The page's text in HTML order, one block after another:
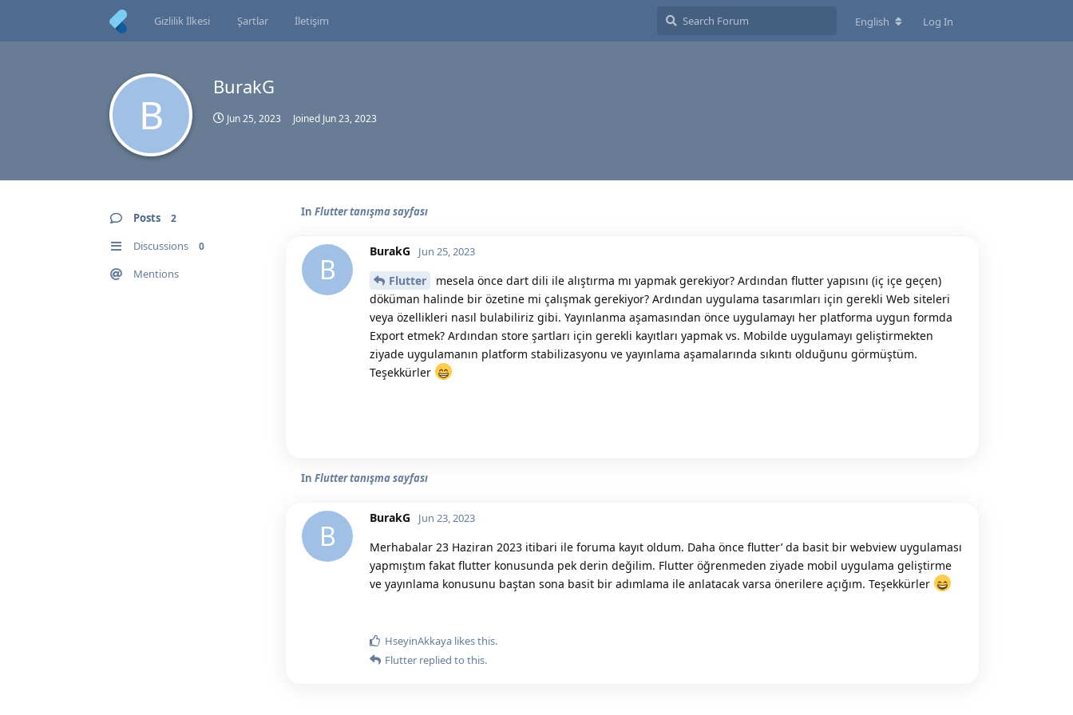
Gizlilik İlkesi Şartlar İletişim English Log In
B
BurakG
Jun 25, 2023 Joined Jun 23, 2023
Posts 2
Discussions 0
Mentions
In Flutter tanışma sayfası
B
BurakG Jun 25, 2023
Flutter
mesela önce dart dili ile alıştırma mı yapmak gerekiyor? Ardından flutter yapısını (iç içe geçen)
döküman halinde bir özetine mi çalışmak gerekiyor? Ardından uygulama tasarımları için gerekli Web siteleri
veya özellikleri nasıl bulabiliriz gibi. Yayınlanma aşamasından önce uygulamayı her platforma uygun formda
Export etmek? Ardından store şartları için gerekli kayıtları yapmak vs. Mobilde uygulamayı geliştirmekten
ziyade uygulamanın platform stabilizasyonu ve yayınlama aşamalarında sıkıntı olduğunu görmüştüm.
Teşekkürler
In Flutter tanışma sayfası
B
BurakG Jun 23, 2023
Merhabalar 23 Haziran 2023 itibari ile foruma kayıt oldum. Daha önce flutter’ da basit bir webview uygulaması
yapmıştım fakat flutter konusunda pek derin değilim. Flutter öğrenmeden ziyade mobil uygulama geliştirme
ve yayınlama konusunu baştan sona basit bir adımlama ile anlatacak varsa önerilere açığım. Teşekkürler
HseyinAkkaya likes this.
Flutter replied to this.